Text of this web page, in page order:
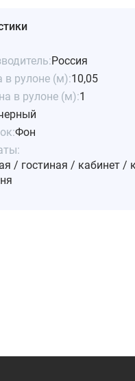
Россия
в рулоне (м):10,05
в рулоне (м):1
Фон
/ гостиная / кабинет